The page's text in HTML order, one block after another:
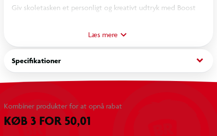
Giv skoletasken et personligt og kreativt udtryk med Boost
gør dem perfekte som pynt til skoletasken, rygsækken eller
penalhuset – og samtidig gør de det nemmere at kende sin
taske blandt de andre.
Nøgleringene fås i flere forskellige motiver og er oplagte som
Specifikationer
Læs mere
Specifikationer keyboard_arrow_down
Kombiner produkter for at opnå rabat
KØB 3 FOR 50,01